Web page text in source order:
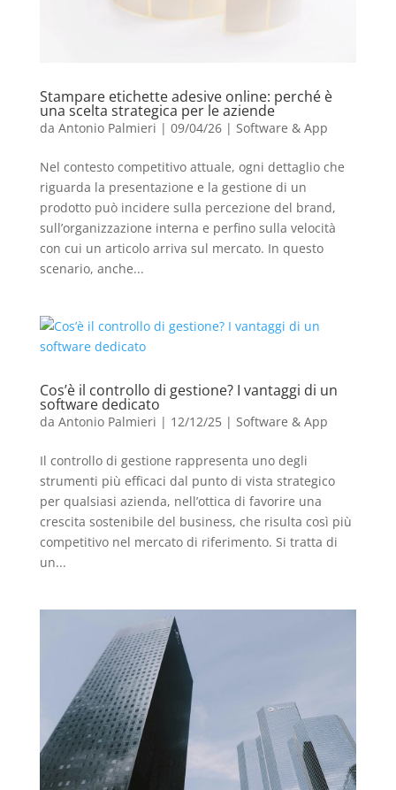
Stampare etichette adesive online: perché è
una scelta strategica per le aziende
da Antonio Palmieri | 09/04/26| Software & App
Nel contesto competitivo attuale, ogni dettaglio che
riguarda la presentazione e la gestione di un
prodotto può incidere sulla percezione del brand,
sull’organizzazione interna e perfino sulla velocità
con cui un articolo arriva sul mercato. In questo
scenario, anche...
Cos’è il controllo di gestione? I vantaggi di un
software dedicato
da Antonio Palmieri | 12/12/25| Software & App
Il controllo di gestione rappresenta uno degli
strumenti più efficaci dal punto di vista strategico
per qualsiasi azienda, nell’ottica di favorire una
crescita sostenibile del business, che risulta così più
competitivo nel mercato di riferimento. Si tratta di
un...